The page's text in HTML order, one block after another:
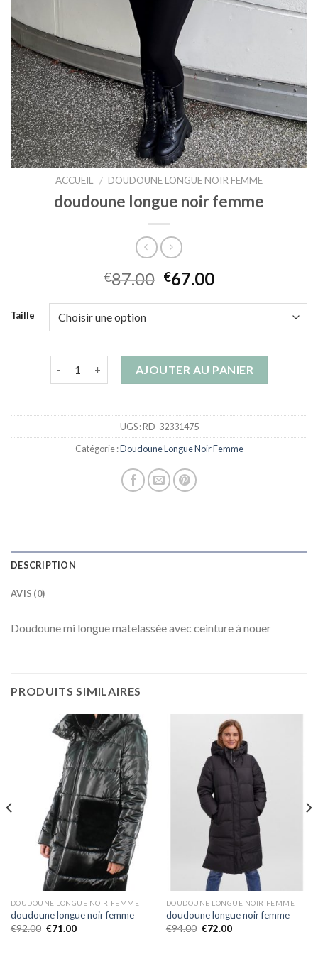
ACCUEIL / DOUDOUNE LONGUE NOIR FEMME
doudoune longue noir femme
€87.00 €67.00
Taille
AJOUTER AU PANIER
UGS :RD-32331475
Catégorie :Doudoune Longue Noir Femme
DESCRIPTION
AVIS (0)
Doudoune mi longue matelassée avec ceinture à nouer
PRODUITS SIMILAIRES
DOUDOUNE LONGUE NOIR FEMME
doudoune longue noir femme
€92.00 €71.00
DOUDOUNE LONGUE NOIR FEMME
doudoune longue noir femme
€94.00 €72.00